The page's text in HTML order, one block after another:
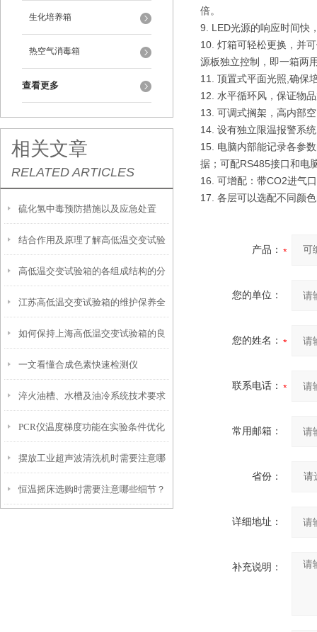
生化培养箱
热空气消毒箱
查看更多
相关文章
RELATED ARTICLES
硫化氢中毒预防措施以及应急处置
结合作用及原理了解高低温交变试验
箱
高低温交变试验箱的各组成结构的分
工
江苏高低温交变试验箱的维护保养全
攻略：清洁、校准与系统检查要点
如何保持上海高低温交变试验箱的良
好工作状态？
一文看懂合成色素快速检测仪
淬火油槽、水槽及油冷系统技术要求
PCR仪温度梯度功能在实验条件优化
中的使用技巧
摆放工业超声波清洗机时需要注意哪
些要点？
恒温摇床选购时需要注意哪些细节？
倍。
9. LED光源的响应时间快
10. 灯箱可轻松更换，并
源板独立控制，即一箱两
11. 顶置式平面光照,确保
12. 水平循环风，保证物
13. 可调式搁架，高内部
14. 设有独立限温报警系
15. 电脑内部能记录各参
据；可配RS485接口和电
16. 可增配：带CO2进气
17. 各层可以选配不同颜
产品：
您的单位：
您的姓名：
联系电话：
常用邮箱：
省份：
详细地址：
补充说明：